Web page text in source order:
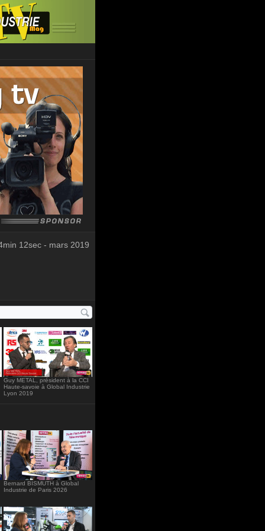
12sec - mars 2019
Guy METAL, président à la CCI
Haute-savoie à Global Industrie
Lyon 2019
Bernard BISMUTH à Global
Industrie de Paris 2026